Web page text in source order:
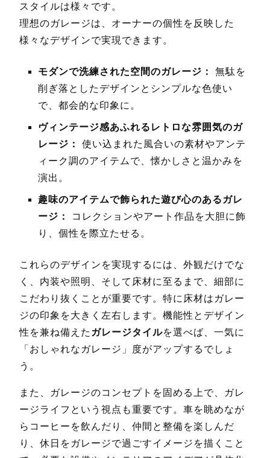
スタイルは様々です。
理想のガレージは、オーナーの個性を反映した
様々なデザインで実現できます。
モダンで洗練された空間のガレージ：
無駄を
削ぎ落としたデザインとシンプルな色使い
で、都会的な印象に。
ヴィンテージ感あふれるレトロな雰囲気のガ
レージ：
使い込まれた風合いの素材やアンテ
ィーク調のアイテムで、懐かしさと温かみを
演出。
趣味のアイテムで飾られた遊び心のあるガレ
ージ：
コレクションやアート作品を大胆に飾
り、個性を際立たせる。
これらのデザインを実現するには、外観だけでな
く、内装や照明、そして床材に至るまで、細部に
こだわり抜くことが重要です。特に床材はガレー
ジの印象を大きく左右します。機能性とデザイン
性を兼ね備えた ガレージタイルを選べば、一気に
「おしゃれなガレージ」度がアップするでしょ
う。
また、ガレージのコンセプトを固める上で、ガレ
ージライフという視点も重要です。車を眺めなが
らコーヒーを飲んだり、仲間と整備を楽しんだ
り、休日をガレージで過ごすイメージを描くこと